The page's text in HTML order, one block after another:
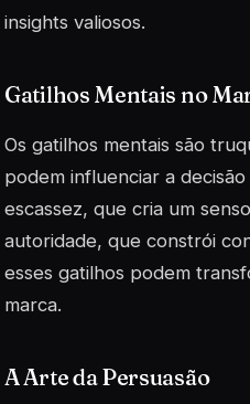
insights valiosos.
Gatilhos Mentais no
Os gatilhos mentais são
podem influenciar a
escassez, que cria um
autoridade, que constrói
esses gatilhos podem
marca.
A Arte da Persuasão